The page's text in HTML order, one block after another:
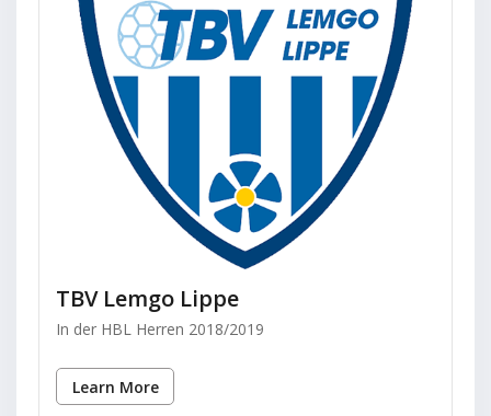
TBV Lemgo Lippe
In der HBL Herren 2018/2019
Learn More